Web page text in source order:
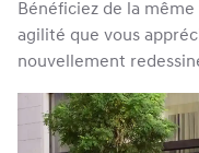
Bénéficiez de la
agilité que vous
nouvellement